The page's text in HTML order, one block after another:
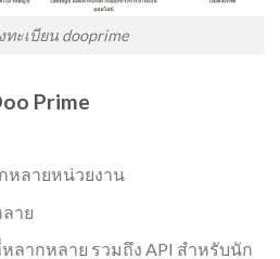
ทะเบียน dooprime
Prime
หลายหน่วยงาน
าย
ลากหลาย รวมถึง API สำหรับนัก